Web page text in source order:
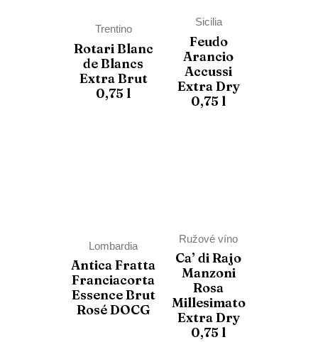
Trentino
Rotari Blanc
de Blancs
Extra Brut
0,75 l
Sicilia
Feudo
Arancio
Accussi
Extra Dry
0,75 l
Lombardia
Antica Fratta
Franciacorta
Essence Brut
Rosé DOCG
Ružové víno
Ca’ di Rajo
Manzoni
Rosa
Millesimato
Extra Dry
0,75 l